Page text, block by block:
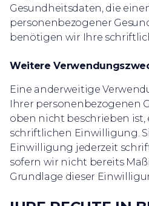
Gesundheitsdaten, die
personenbezogener
benötigen wir Ihre
Weitere
Eine anderweitige
Ihrer personenbezogenen
oben nicht beschrieben
schriftlichen Einwilligung.
Einwilligung jederzeit
sofern wir nicht bereits
Grundlage dieser